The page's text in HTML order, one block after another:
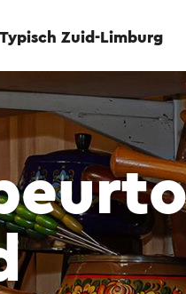
Typisch Zuid-Limburg